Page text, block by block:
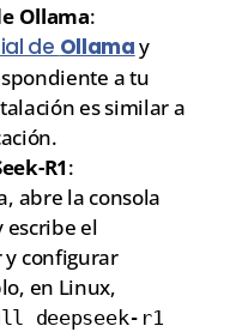
Ollama:
de Ollamay
a tu
es similar a
R1:
abre la consola
escribe el
y configurar
en Linux,
deepseek-r1